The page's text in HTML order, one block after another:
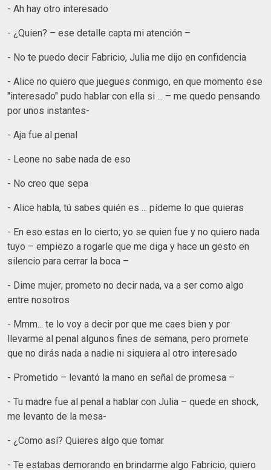
- Ah hay otro interesado
- ¿Quien? – ese detalle capta mi atención –
- No te puedo decir Fabricio, Julia me dijo en confidencia
- Alice no quiero que juegues conmigo, en que momento ese
"interesado" pudo hablar con ella si ... – me quedo pensando
por unos instantes-
- Aja fue al penal
- Leone no sabe nada de eso
- No creo que sepa
- Alice habla, tú sabes quién es ... pídeme lo que quieras
- En eso estas en lo cierto; yo se quien fue y no quiero nada
tuyo – empiezo a rogarle que me diga y hace un gesto en
silencio para cerrar la boca –
- Dime mujer; prometo no decir nada, va a ser como algo
entre nosotros
- Mmm... te lo voy a decir por que me caes bien y por
llevarme al penal algunos fines de semana, pero promete
que no dirás nada a nadie ni siquiera al otro interesado
- Prometido – levantó la mano en señal de promesa –
- Tu madre fue al penal a hablar con Julia – quede en shock,
me levanto de la mesa-
- ¿Como así? Quieres algo que tomar
- Te estabas demorando en brindarme algo Fabricio, quiero